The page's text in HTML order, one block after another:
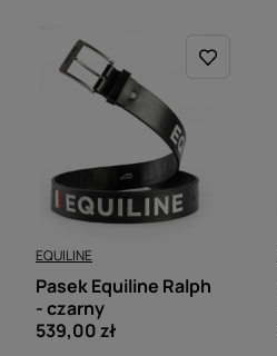
EQUILINE
Pasek Equiline Ralph
- czarny
539,00 zł